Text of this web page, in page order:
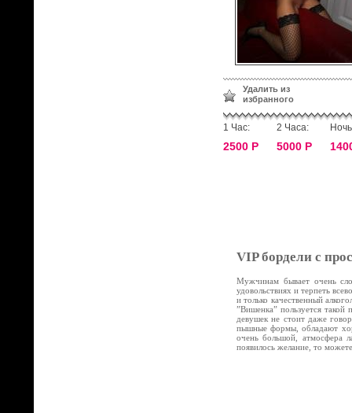
Удалить из
избранного
1 Час:
2500 Р
2 Часа:
5000 Р
VIP бордели с
Мужчинам бывает очень
удовольствиях и терпеть
и только качественный
”Вишенка” пользуется
девушек не стоит даже
пышные формы, обладают
очень большой, атмосфера
появилось желание, то